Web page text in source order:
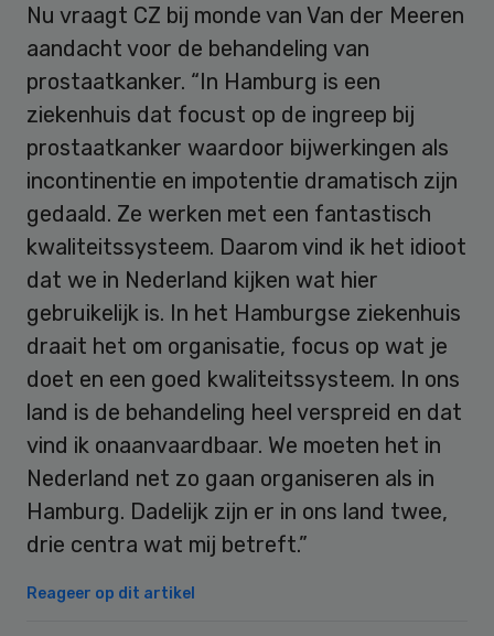
Nu vraagt CZ bij monde van Van der Meeren
aandacht voor de behandeling van
prostaatkanker. “In Hamburg is een
ziekenhuis dat focust op de ingreep bij
prostaatkanker waardoor bijwerkingen als
incontinentie en impotentie dramatisch zijn
gedaald. Ze werken met een fantastisch
kwaliteitssysteem. Daarom vind ik het idioot
dat we in Nederland kijken wat hier
gebruikelijk is. In het Hamburgse ziekenhuis
draait het om organisatie, focus op wat je
doet en een goed kwaliteitssysteem. In ons
land is de behandeling heel verspreid en dat
vind ik onaanvaardbaar. We moeten het in
Nederland net zo gaan organiseren als in
Hamburg. Dadelijk zijn er in ons land twee,
drie centra wat mij betreft.”
Reageer op dit artikel